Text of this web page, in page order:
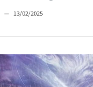
— 13/02/2025